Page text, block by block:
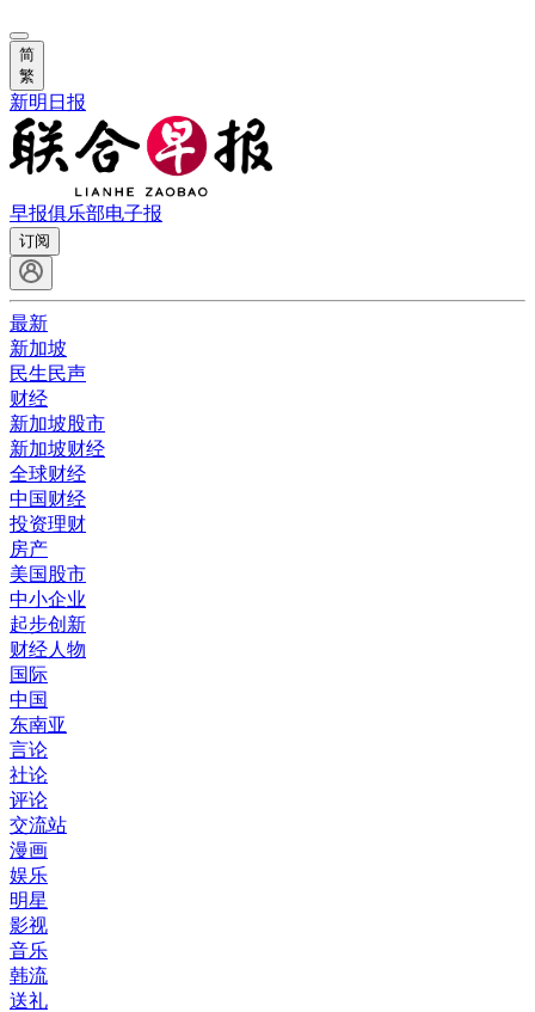
简
繁
新明日报
早报俱乐部电子报
订阅
最新
新加坡
民生民声
财经
新加坡股市
新加坡财经
全球财经
中国财经
投资理财
房产
美国股市
中小企业
起步创新
财经人物
国际
中国
东南亚
言论
社论
评论
交流站
漫画
娱乐
明星
影视
音乐
韩流
送礼